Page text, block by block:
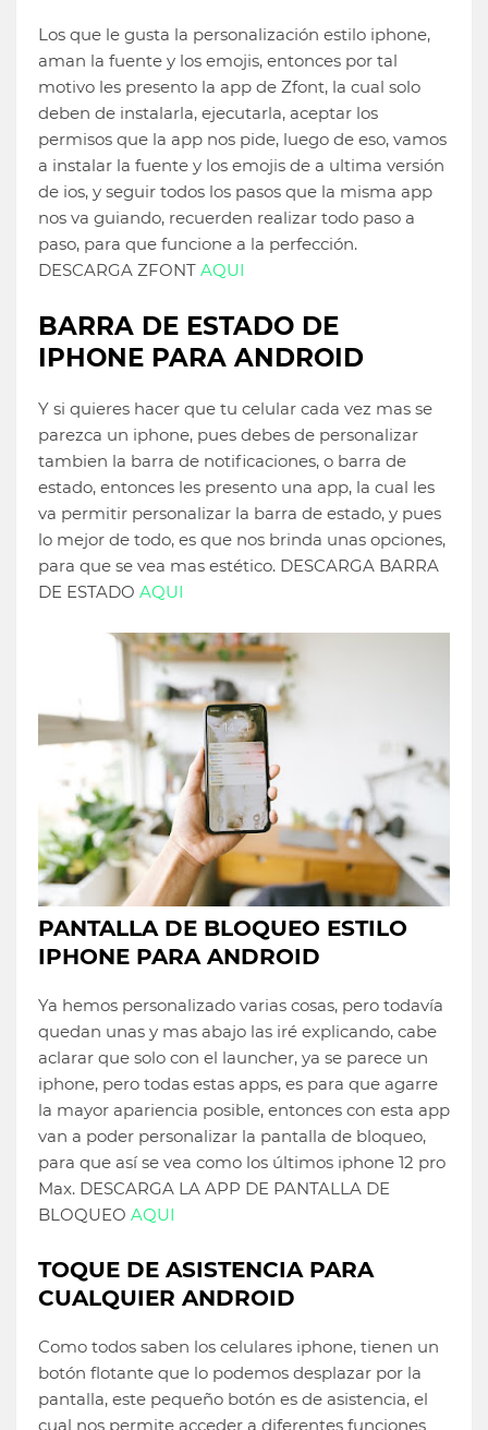
Los que le gusta la personalización estilo iphone,
aman la fuente y los emojis, entonces por tal
motivo les presento la app de Zfont, la cual solo
deben de instalarla, ejecutarla, aceptar los
permisos que la app nos pide, luego de eso, vamos
a instalar la fuente y los emojis de a ultima versión
de ios, y seguir todos los pasos que la misma app
nos va guiando, recuerden realizar todo paso a
paso, para que funcione a la perfección.
DESCARGA ZFONT AQUI
BARRA DE ESTADO DE
IPHONE PARA ANDROID
Y si quieres hacer que tu celular cada vez mas se
parezca un iphone, pues debes de personalizar
tambien la barra de notificaciones, o barra de
estado, entonces les presento una app, la cual les
va permitir personalizar la barra de estado, y pues
lo mejor de todo, es que nos brinda unas opciones,
para que se vea mas estético. DESCARGA BARRA
DE ESTADO AQUI
PANTALLA DE BLOQUEO ESTILO
IPHONE PARA ANDROID
Ya hemos personalizado varias cosas, pero todavía
quedan unas y mas abajo las iré explicando, cabe
aclarar que solo con el launcher, ya se parece un
iphone, pero todas estas apps, es para que agarre
la mayor apariencia posible, entonces con esta app
van a poder personalizar la pantalla de bloqueo,
para que así se vea como los últimos iphone 12 pro
Max. DESCARGA LA APP DE PANTALLA DE
BLOQUEO AQUI
TOQUE DE ASISTENCIA PARA
CUALQUIER ANDROID
Como todos saben los celulares iphone, tienen un
botón flotante que lo podemos desplazar por la
pantalla, este pequeño botón es de asistencia, el
cual nos permite acceder a diferentes funciones